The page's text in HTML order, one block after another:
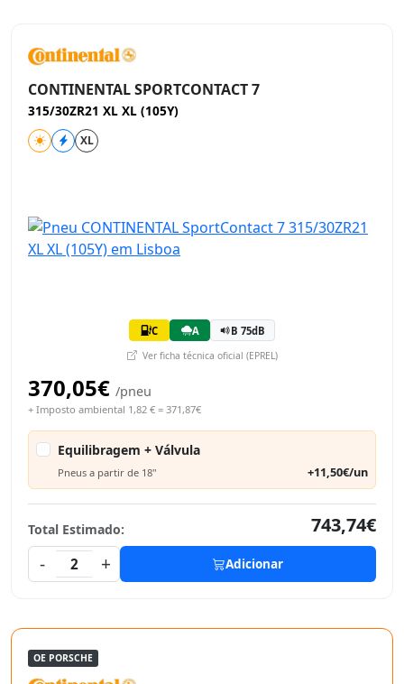
CONTINENTAL SPORTCONTACT 7
315/30ZR21 XL XL (105Y)
XL
C A B 75dB
Ver ficha técnica oficial (EPREL)
370,05€ /pneu
+ Imposto ambiental 1,82 € = 371,87€
Equilibragem + Válvula
Pneus a partir de 18" +11,50€/un
Total Estimado:
743,74€
-
2 + Adicionar
OE PORSCHE